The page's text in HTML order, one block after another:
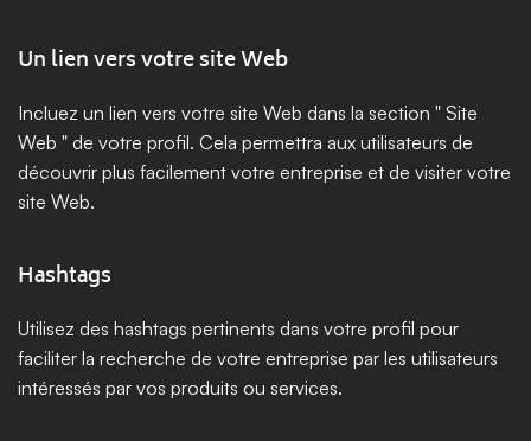
Un lien vers votre site Web
Incluez un lien vers votre site Web dans la section " Site
Web " de votre profil. Cela permettra aux utilisateurs de
découvrir plus facilement votre entreprise et de visiter votre
site Web.
Hashtags
Utilisez des hashtags pertinents dans votre profil pour
faciliter la recherche de votre entreprise par les utilisateurs
intéressés par vos produits ou services.